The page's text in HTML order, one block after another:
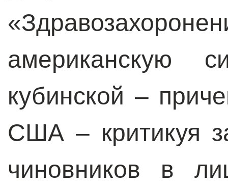
американскую
кубинской –
США – критикуя
чиновников в